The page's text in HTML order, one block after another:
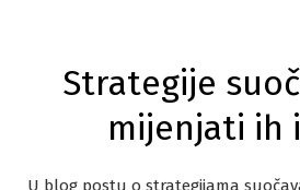
Strategije
mijenjati ih
U blog postu o strategijama